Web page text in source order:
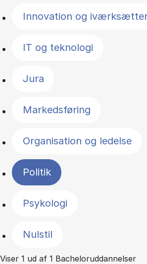
Innovation og
IT og teknologi
Jura
Markedsføring
Organisation og ledelse
Politik
Psykologi
Nulstil
Viser 1 ud af 1 Bacheloruddannelser